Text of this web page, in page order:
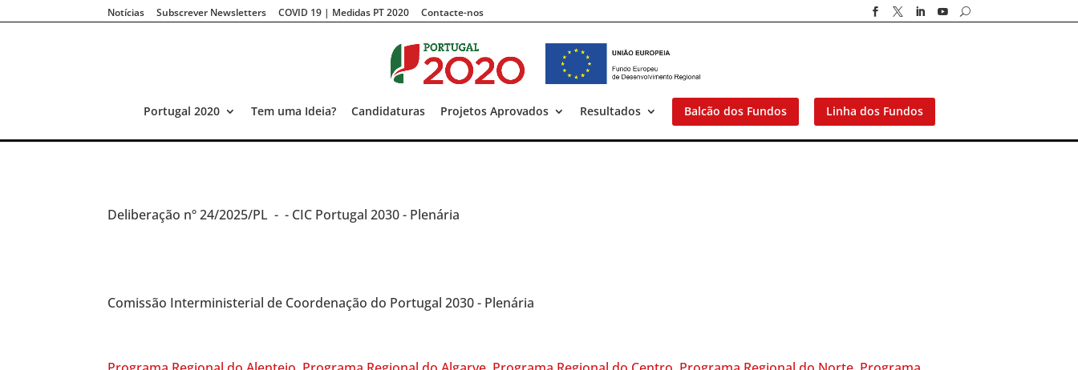
Notícias Subscrever Newsletters COVID 19 | Medidas PT 2020 Contacte-nos     U
Portugal 2020 Tem uma Ideia? Candidaturas Projetos Aprovados Resultados Balcão dos Fundos Linha dos Fundos
Deliberação nº 24/2025/PL -- CIC Portugal 2030 - Plenária
Comissão Interministerial de Coordenação do Portugal 2030 - Plenária